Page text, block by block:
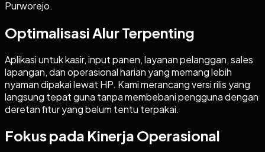
Purworejo.
Optimalisasi Alur Terpenting
Aplikasi untuk kasir, input panen, layanan pelanggan, sales
lapangan, dan operasional harian yang memang lebih
nyaman dipakai lewat HP. Kami merancang versi rilis yang
langsung tepat guna tanpa membebani pengguna dengan
deretan fitur yang belum tentu terpakai.
Fokus pada Kinerja Operasional